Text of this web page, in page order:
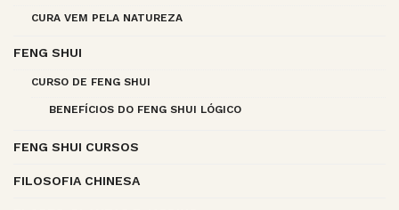
CURA VEM PELA NATUREZA
FENG SHUI
CURSO DE FENG SHUI
BENEFÍCIOS DO FENG SHUI LÓGICO
FENG SHUI CURSOS
FILOSOFIA CHINESA